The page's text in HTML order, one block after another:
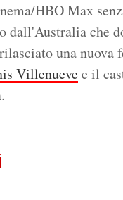
HBO Max
dall'Australia che
una nuova
Villenuevee il